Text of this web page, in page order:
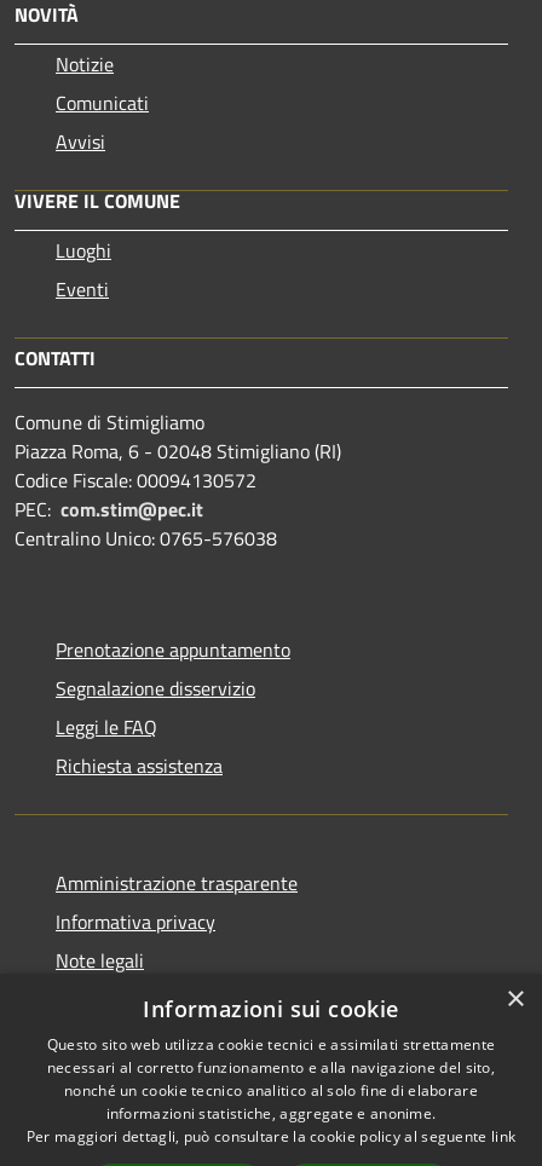
NOVITÀ
Notizie
Comunicati
Avvisi
VIVERE IL COMUNE
Luoghi
Eventi
CONTATTI
Comune di Stimigliamo
Piazza Roma, 6 - 02048 Stimigliano (RI)
Codice Fiscale: 00094130572
PEC: com.stim@pec.it
Centralino Unico: 0765-576038
Prenotazione appuntamento
Segnalazione disservizio
Leggi le FAQ
Richiesta assistenza
Amministrazione trasparente
Informativa privacy
Note legali
Dichiarazione di accessibilità
Accessibilità
Copyright © 2026 • Comune di
Stimigliano • Powered by
×
Informazioni sui cookie
Questo sito web utilizza cookie tecnici e assimilati strettamente
necessari al corretto funzionamento e alla navigazione del sito,
nonché un cookie tecnico analitico al solo fine di elaborare
informazioni statistiche, aggregate e anonime.
Per maggiori dettagli, può consultare la cookie policy al seguente link